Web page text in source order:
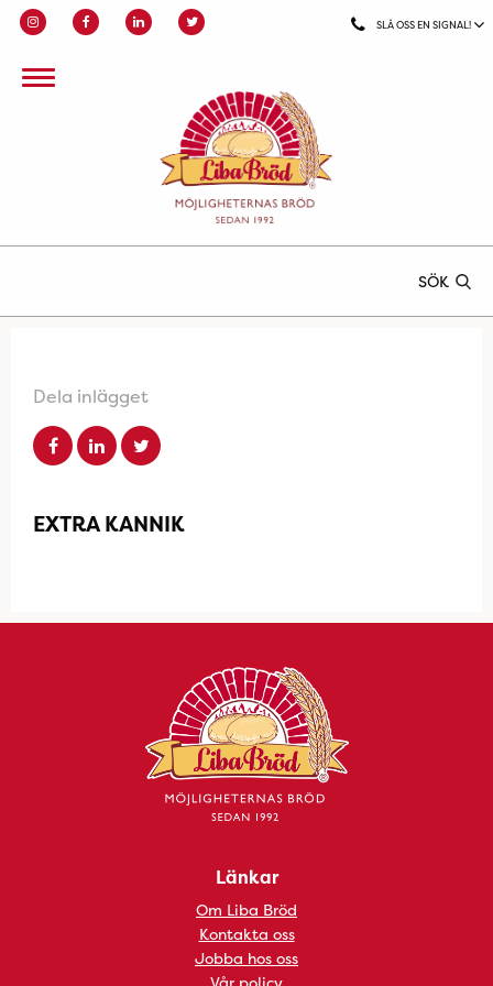
SLÅ OSS EN SIGNAL!
SÖK
Dela inlägget
EXTRA KANNIK
Länkar
Om Liba Bröd
Kontakta oss
Jobba hos oss